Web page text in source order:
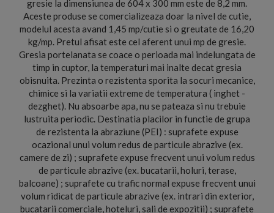
gresie la dimensiunea de 604 x 300 mm este de 8,2 mm.
Aceste produse se comercializeaza doar la nivel de cutie,
modelul acesta avand 1,45 mp/cutie si o greutate de 16,20
kg/mp. Pretul afisat este cel aferent unui mp de gresie.
Gresia portelanata se coace o perioada mai indelungata de
timp in cuptor, la temperaturi mai inalte decat gresia
obisnuita. Prezinta o rezistenta sporita la socuri mecanice,
chimice si la variatii extreme de temperatura ( inghet -
dezghet). Nu absoarbe apa, nu se pateaza si nu trebuie
lustruita periodic. Destinatia placilor in functie de grupa
de rezistenta la abraziune (PEI) : suprafete expuse
ocazional unui volum redus de particule abrazive (ex.
camere de zi) ; suprafete expuse frecvent unui volum redus
de particule abrazive (ex. bucatarii, holuri, terase,
balcoane) ; suprafete cu trafic normal expuse frecvent unui
volum ridicat de particule abrazive (ex. intrari din exterior,
bucatarii comerciale, hoteluri, sali de expozitii) ; suprafete